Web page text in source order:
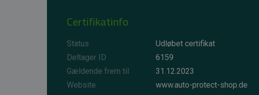
Certifikatinfo
Status
Udløbet certifikat
Deltager ID
6159
Gældende frem til
31.12.2023
Website
www.auto-protect-shop.de